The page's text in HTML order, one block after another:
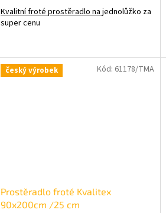
Kvalitní froté prostěradlo najednolůžko za
super cenu
český výrobek
Prostěradlo froté Kvalitex
90x200cm /25 cm
Kód: 61178/TMA